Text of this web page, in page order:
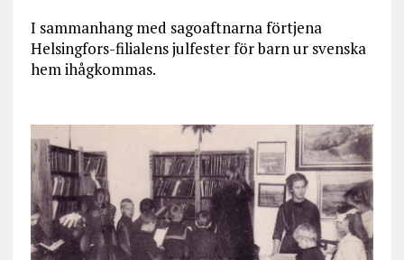
I sammanhang med sagoaftnarna förtjena
Helsingfors-filialens julfester för barn ur svenska
hem ihågkommas.